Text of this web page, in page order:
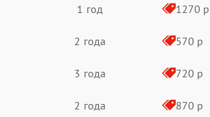
1 год 1270 р
2 года 570 р
3 года 720 р
2 года 870 р